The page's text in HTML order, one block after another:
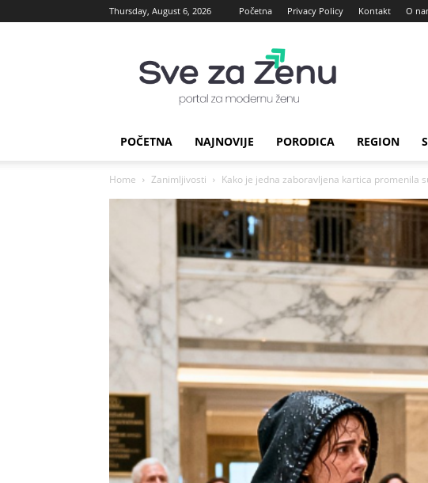
Thursday, August 6, 2026 Početna Privacy Policy Kontakt O
za
Zenu
POČETNA NAJNOVIJE PORODICA REGION
Home Zanimljivosti Kako je jedna zaboravljena kartica promenila